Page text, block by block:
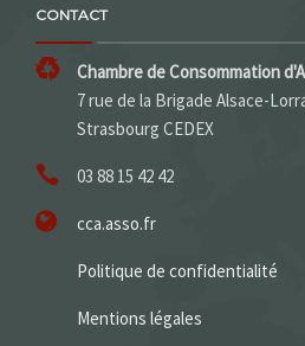
CONTACT
Chambre de Consommation
7 rue de la Brigade Alsace-
Strasbourg CEDEX
03 88 15 42 42
cca.asso.fr
Politique de confidentialité
Mentions légales